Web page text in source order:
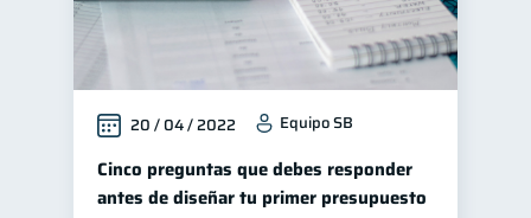
Finanzas familiares
Inclusión financiera
Bienestar financiero 22
Finanzas para mujeres 20
Seguridad financiera 13
Salud financiera 12
20 / 04 / 2022 Equipo SB
Cinco preguntas que debes responder
antes de diseñar tu primer presupuesto